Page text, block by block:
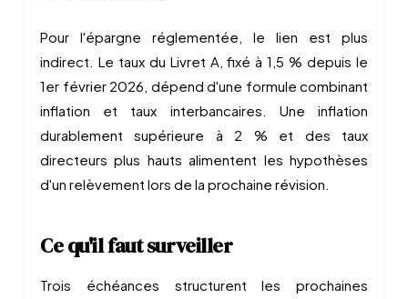
Pour l'épargne réglementée, le lien est plus
indirect. Le taux du Livret A, fixé à 1,5 % depuis le
1er février 2026, dépend d'une formule combinant
inflation et taux interbancaires. Une inflation
durablement supérieure à 2 % et des taux
directeurs plus hauts alimentent les hypothèses
d'un relèvement lors de la prochaine révision.
Ce qu'il faut surveiller
Trois échéances structurent les prochaines